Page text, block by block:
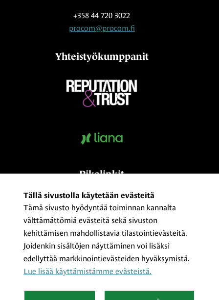
Tällä sivustolla käytetään evästeitä
Tämä sivusto hyödyntää toiminnan kannalta
välttämättömiä evästeitä sekä sivuston
kehittämisen mahdollistavia tilastointievästeitä.
Joidenkin sisältöjen näyttäminen voi lisäksi
edellyttää markkinointievästeiden hyväksymistä.
Lue lisää käyttämistämme evästeistä.​​​​​​
+358 44 720 3022
procom@procom.fi
Yhteistyökumppanit
Pikalinkit
Kumppaniksi?
Medialle
Yhteystiedot ja laskutusosoitteet
ProCom – The Finnish Association of
Communication Professionals
Tietosuojaseloste